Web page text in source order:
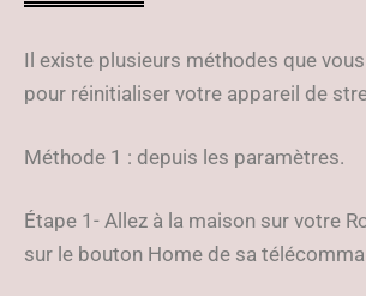
Il existe plusieurs méthodes que
pour réinitialiser votre appareil de
Méthode 1 : depuis les paramètres.
Étape 1- Allez à la maison sur votre
sur le bouton Home de sa